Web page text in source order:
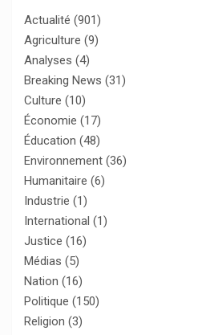
Actualité (901)
Agriculture (9)
Analyses (4)
Breaking News (31)
Culture (10)
Économie (17)
Éducation (48)
Environnement (36)
Humanitaire (6)
Industrie (1)
International (1)
Justice (16)
Médias (5)
Nation (16)
Politique (150)
Religion (3)